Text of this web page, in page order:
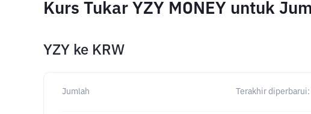
Kurs Tukar YZY MONEY untuk
YZY ke KRW
Jumlah Terakhir diperbarui: